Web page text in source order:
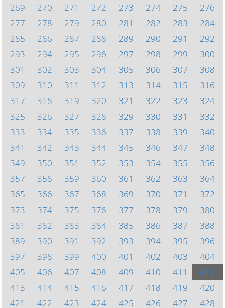
269
270 271 272 273 274 275
276
277
278 279 280 281 282 283
284
285
286 287 288 289 290 291
292
293
294 295 296 297 298 299
300
301
302 303 304 305 306 307
308
309
310 311 312 313 314 315
316
317
318 319 320 321 322 323
324
325
326 327 328 329 330 331
332
333
334 335 336 337 338 339
340
341
342 343 344 345 346 347
348
349
350 351 352 353 354 355
356
357
358 359 360 361 362 363
364
365
366 367 368 369 370 371
372
373
374 375 376 377 378 379
380
381
382 383 384 385 386 387
388
389
390 391 392 393 394 395
396
397
398 399 400 401 402 403
404
405
406 407 408 409 410 411
412
413
414 415 416 417 418 419
420
421
422 423 424 425 426 427 428